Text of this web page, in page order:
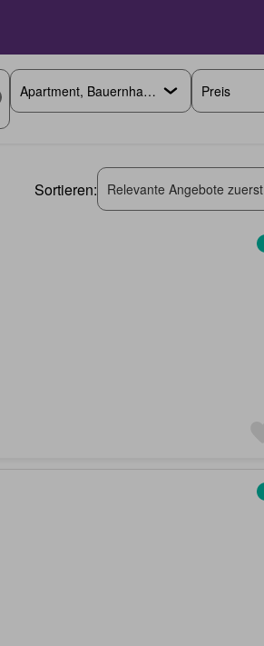
Preis
Sortieren: Relevante Angebote zuerst